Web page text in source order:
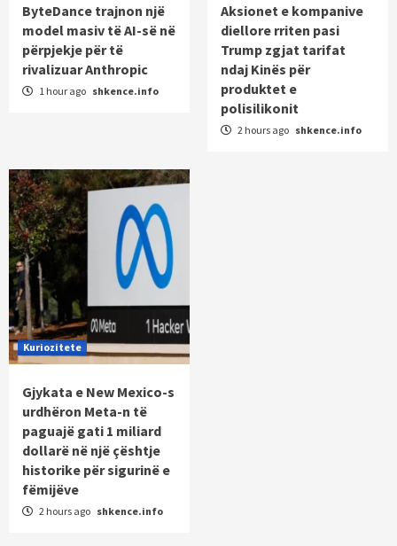
ByteDance trajnon një
model masiv të AI-së në
përpjekje për të
rivalizuar Anthropic
1 hour ago shkence.info
Aksionet e kompanive
diellore rriten pasi
Trump zgjat tarifat
ndaj Kinës për
produktet e
polisilikonit
2 hours ago shkence.info
Kuriozitete
Gjykata e New Mexico-s
urdhëron Meta-n të
paguajë gati 1 miliard
dollarë në një çështje
historike për sigurinë e
fëmijëve
2 hours ago shkence.info